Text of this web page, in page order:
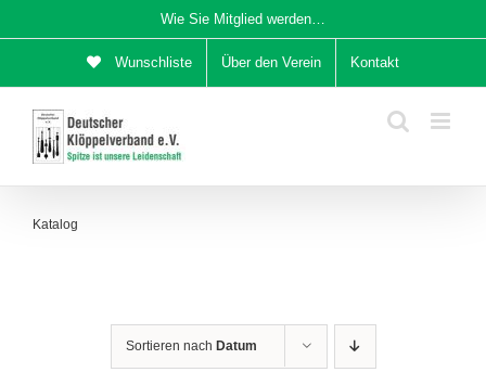
Inhalt
Wie Sie Mitglied werden…
Wunschliste Über den Verein Kontakt
Katalog
Sortieren nach Datum